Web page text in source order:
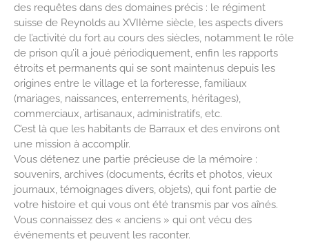
des requêtes dans des domaines précis : le régiment
suisse de Reynolds au XVIIème siècle, les aspects divers
de l’activité du fort au cours des siècles, notamment le rôle
de prison qu’il a joué périodiquement, enfin les rapports
étroits et permanents qui se sont maintenus depuis les
origines entre le village et la forteresse, familiaux
(mariages, naissances, enterrements, héritages),
commerciaux, artisanaux, administratifs, etc.
C’est là que les habitants de Barraux et des environs ont
une mission à accomplir.
Vous détenez une partie précieuse de la mémoire :
souvenirs, archives (documents, écrits et photos, vieux
journaux, témoignages divers, objets), qui font partie de
votre histoire et qui vous ont été transmis par vos aînés.
Vous connaissez des « anciens » qui ont vécu des
événements et peuvent les raconter.